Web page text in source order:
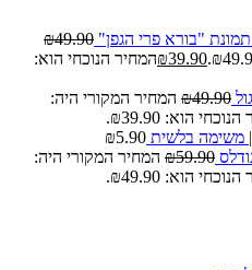
"בורא פרי הגפן" ₪49.90
₪39.90
המחיר הנוכחי הוא:
₪49.90
המחיר המקורי היה:
הוא: ₪39.90.
משימה בלשית
₪5.90
₪59.90
המחיר המקורי היה:
הוא: ₪49.90.